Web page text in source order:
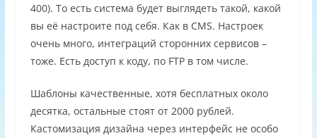
400). То есть система будет выглядеть такой, какой
вы её настроите под себя. Как в CMS. Настроек
очень много, интеграций сторонних сервисов –
тоже. Есть доступ к коду, по FTP в том числе.
Шаблоны качественные, хотя бесплатных около
десятка, остальные стоят от 2000 рублей.
Кастомизация дизайна через интерфейс не особо